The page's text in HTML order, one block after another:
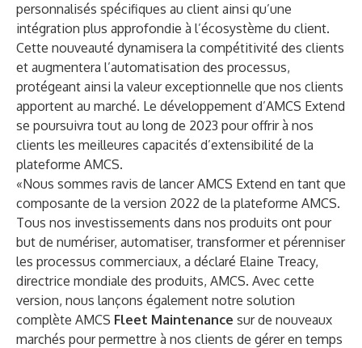
personnalisés spécifiques au client ainsi qu’une
intégration plus approfondie à l’écosystème du client.
Cette nouveauté dynamisera la compétitivité des clients
et augmentera l’automatisation des processus,
protégeant ainsi la valeur exceptionnelle que nos clients
apportent au marché. Le développement d’AMCS Extend
se poursuivra tout au long de 2023 pour offrir à nos
clients les meilleures capacités d’extensibilité de la
plateforme AMCS.
«Nous sommes ravis de lancer AMCS Extend en tant que
composante de la version 2022 de la plateforme AMCS.
Tous nos investissements dans nos produits ont pour
but de numériser, automatiser, transformer et pérenniser
les processus commerciaux, a déclaré Elaine Treacy,
directrice mondiale des produits, AMCS. Avec cette
version, nous lançons également notre solution
complète AMCS Fleet Maintenance sur de nouveaux
marchés pour permettre à nos clients de gérer en temps